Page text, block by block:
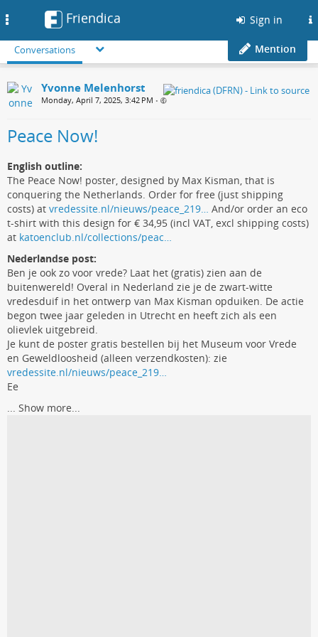
Friendica Sign in
Conversations Mention
Yvonne Melenhorst
Monday, April 7, 2025, 3:42 PM •
Peace Now!
English outline:
The Peace Now! poster, designed by Max Kisman, that is
conquering the Netherlands. Order for free (just shipping
costs) at vredessite.nl/nieuws/peace_219… And/or order an eco
t-shirt with this design for € 34,95 (incl VAT, excl shipping costs)
at katoenclub.nl/collections/peac…
Nederlandse post:
Ben je ook zo voor vrede? Laat het (gratis) zien aan de
buitenwereld! Overal in Nederland zie je de zwart-witte
vredesduif in het ontwerp van Max Kisman opduiken. De actie
begon twee jaar geleden in Utrecht en heeft zich als een
olievlek uitgebreid.
Je kunt de poster gratis bestellen bij het Museum voor Vrede
en Geweldloosheid (alleen verzendkosten): zie
vredessite.nl/nieuws/peace_219…
Ee
... Show more...